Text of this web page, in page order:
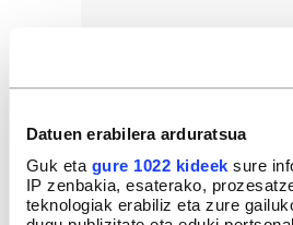
Datuen erabilera arduratsua
Guk eta gure 1022 kideek sure
IP zenbakia, esaterako,
teknologiak erabiliz eta zure